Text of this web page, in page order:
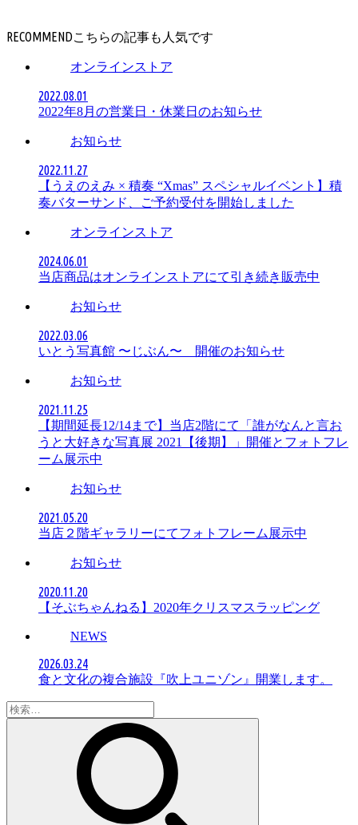
RECOMMEND
オンラインストア
2022.08.01
2022年8月の営業日・休業日のお知らせ
お知らせ
2022.11.27
【うえのえみ × 積奏 “Xmas” スペシャルイベント】積
奏バターサンド、ご予約受付を開始しました
オンラインストア
2024.06.01
当店商品はオンラインストアにて引き続き販売中
お知らせ
2022.03.06
いとう写真館 〜じぶん〜 開催のお知らせ
お知らせ
2021.11.25
【期間延長12/14まで】当店2階にて「誰がなんと言お
うと大好きな写真展 2021【後期】」開催とフォトフレ
ーム展示中
お知らせ
2021.05.20
当店２階ギャラリーにてフォトフレーム展示中
お知らせ
2020.11.20
【そぶちゃんねる】2020年クリスマスラッピング
NEWS
2026.03.24
食と文化の複合施設『吹上ユニゾン』開業します。
検
索: